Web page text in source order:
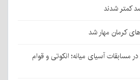
کرمان مهار شد
مسابقات آسیای میانه؛ انکوتی و قوام